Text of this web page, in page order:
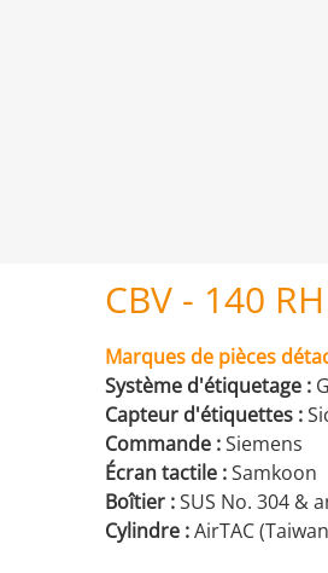
CBV - 140
Marques de pièces
Système d'étiquetage :
Capteur d'étiquettes :
Commande :Siemens
Écran tactile :Samkoon
Boîtier :SUS No. 304 &
Cylindre :AirTAC